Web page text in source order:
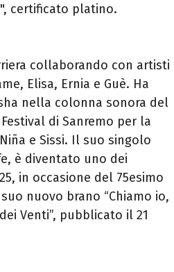
certificato platino.
collaborando con artisti
Elisa, Ernia e Guè. Ha
nella colonna sonora del
di Sanremo per la
e Sissi. Il suo singolo
è diventato uno dei
in occasione del 75esimo
nuovo brano “Chiamo io,
Venti”, pubblicato il 21